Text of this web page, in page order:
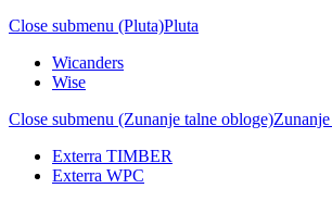
Close submenu (Pluta)Pluta
Wicanders
Wise
Close submenu (Zunanje talne obloge)
Exterra TIMBER
Exterra WPC